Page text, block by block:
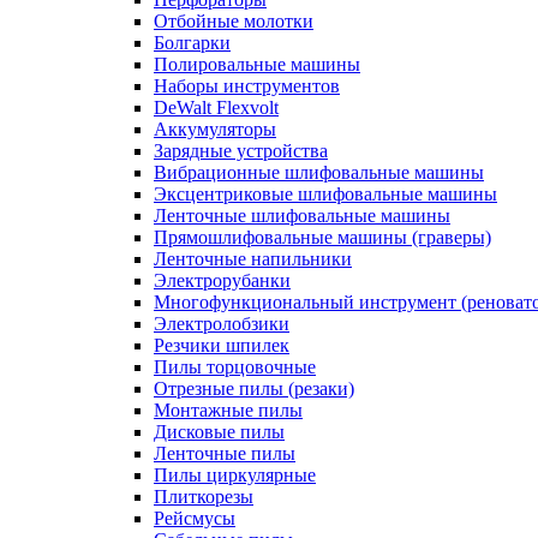
Отбойные молотки
Болгарки
Полировальные машины
Наборы инструментов
DeWalt Flexvolt
Аккумуляторы
Зарядные устройства
Вибрационные шлифовальные машины
Эксцентриковые шлифовальные машины
Ленточные шлифовальные машины
Прямошлифовальные машины (граверы)
Ленточные напильники
Электрорубанки
Многофункциональный инструмент
Электролобзики
Резчики шпилек
Пилы торцовочные
Отрезные пилы (резаки)
Монтажные пилы
Дисковые пилы
Ленточные пилы
Пилы циркулярные
Плиткорезы
Рейсмусы